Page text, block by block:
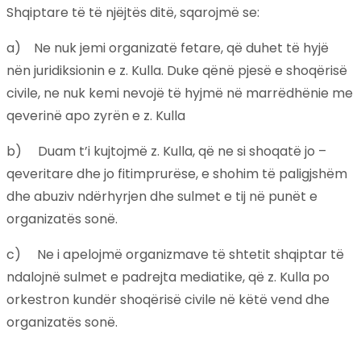
Shqiptare të të njëjtës ditë, sqarojmë se:
a) Ne nuk jemi organizatë fetare, që duhet të hyjë
nën juridiksionin e z. Kulla. Duke qënë pjesë e shoqërisë
civile, ne nuk kemi nevojë të hyjmë në marrëdhënie me
qeverinë apo zyrën e z. Kulla
b) Duam t’i kujtojmë z. Kulla, që ne si shoqatë jo –
qeveritare dhe jo fitimprurëse, e shohim të paligjshëm
dhe abuziv ndërhyrjen dhe sulmet e tij në punët e
organizatës sonë.
c) Ne i apelojmë organizmave të shtetit shqiptar të
ndalojnë sulmet e padrejta mediatike, që z. Kulla po
orkestron kundër shoqërisë civile në këtë vend dhe
organizatës sonë.